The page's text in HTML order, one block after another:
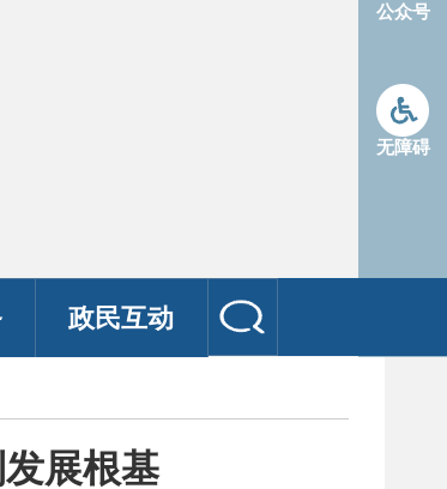
政民互动
公众号
无障碍
展根基